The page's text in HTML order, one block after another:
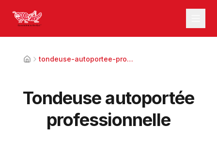
tondeuse-autoportee-professionnelle
Tondeuse autoportée
professionnelle